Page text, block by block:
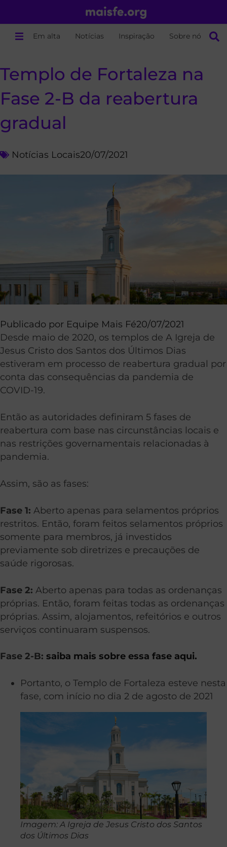
Em alta Notícias Inspiração Sobre nós
Templo de Fortaleza na
Fase 2-B da reabertura
gradual
Notícias Locais20/07/2021
Publicado por Equipe Mais Fé20/07/2021
Desde maio de 2020, os templos de A Igreja de
Jesus Cristo dos Santos dos Últimos Dias
estiveram em processo de reabertura gradual por
conta das consequências da pandemia de
COVID-19.
Então as autoridades definiram 5 fases de
reabertura com base nas circunstâncias locais e
nas restrições governamentais relacionadas à
pandemia.
Assim, são as fases:
Fase 1: Aberto apenas para selamentos próprios
restritos. Então, foram feitos selamentos próprios
somente para membros, já investidos
previamente sob diretrizes e precauções de
saúde rigorosas.
Fase 2: Aberto apenas para todas as ordenanças
próprias. Então, foram feitas todas as ordenanças
próprias. Assim, alojamentos, refeitórios e outros
serviços continuaram suspensos.
Fase 2-B: saiba mais sobre essa fase aqui.
Portanto, o Templo de Fortaleza esteve nesta
fase, com início no dia 2 de agosto de 2021
Imagem: A Igreja de Jesus Cristo dos Santos
dos Últimos Dias